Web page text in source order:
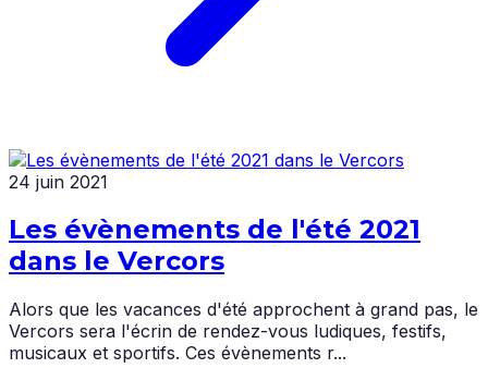
24 juin 2021
Les évènements de l'été 2021
dans le Vercors
Alors que les vacances d'été approchent à grand pas, le
Vercors sera l'écrin de rendez-vous ludiques, festifs,
musicaux et sportifs. Ces évènements r...